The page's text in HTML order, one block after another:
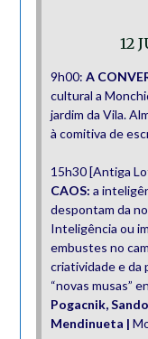
12
9h00: A
cultural a
jardim da Vila.
à comitiva de
15h30 [Antiga
CAOS: a
despontam da
Inteligência ou
embustes no
criatividade e da
“novas musas”
Pogacnik,
Mendinueta |